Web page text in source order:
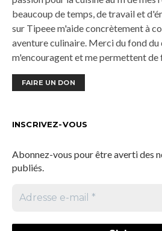
beaucoup de temps, de travail et
sur Tipeee m'aide concrètement à
aventure culinaire. Merci du fond
m'encouragent et me permettent de
FAIRE UN DON
INSCRIVEZ-VOUS
Abonnez-vous pour être averti des
publiés.